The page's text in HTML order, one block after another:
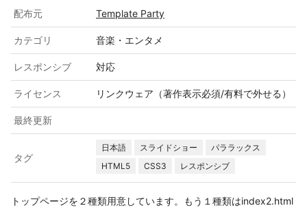
配布元 Template Party
カテゴリ 音楽・エンタメ
レスポンシブ 対応
ライセンス リンクウェア（著作表示必須/有料で外せる）
最終更新
タグ
日本語 スライドショー
パララックス
HTML5
CSS3 レスポンシブ
トップページを２種類用意しています。もう１種類はindex2.html